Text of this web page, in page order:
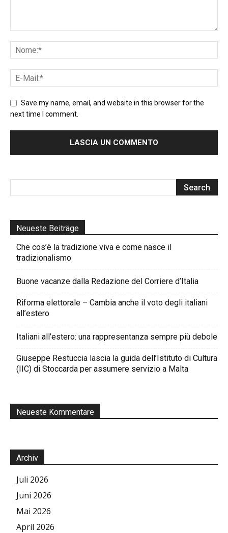
Save my name, email, and website in this browser for the
next time I comment.
Neueste Beiträge
Che cos’è la tradizione viva e come nasce il
tradizionalismo
Buone vacanze dalla Redazione del Corriere d’Italia
Riforma elettorale – Cambia anche il voto degli italiani
all’estero
Italiani all’estero: una rappresentanza sempre più debole
Giuseppe Restuccia lascia la guida dell’Istituto di Cultura
(IIC) di Stoccarda per assumere servizio a Malta
Neueste Kommentare
Archiv
Juli 2026
Juni 2026
Mai 2026
April 2026